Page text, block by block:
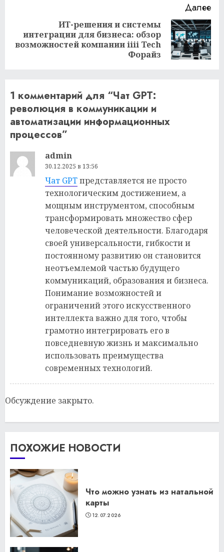
Далее
Следующая
запись:
ИТ-решения и системы
интеграции для бизнеса: обзор
возможностей компании iiii Tech
Форайз
1 комментарий для “Чат GPT:
революция в коммуникации и
автоматизации информационных
процессов”
admin
30.12.2025 в 13:56
Чат GPTпредставляется не просто
технологическим достижением, а
мощным инструментом, способным
трансформировать множество сфер
человеческой деятельности. Благодаря
своей универсальности, гибкости и
постоянному развитию он становится
неотъемлемой частью будущего
коммуникаций, образования и бизнеса.
Понимание возможностей и
ограничений этого искусственного
интеллекта важно для того, чтобы
грамотно интегрировать его в
повседневную жизнь и максимально
использовать преимущества
современных технологий.
Обсуждение закрыто.
ПОХОЖИЕ НОВОСТИ
Что можно узнать из натальной
карты
12.07.2026